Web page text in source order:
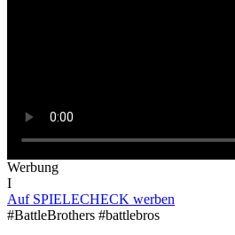
Werbung
I
Auf SPIELECHECK werben
#BattleBrothers #battlebros